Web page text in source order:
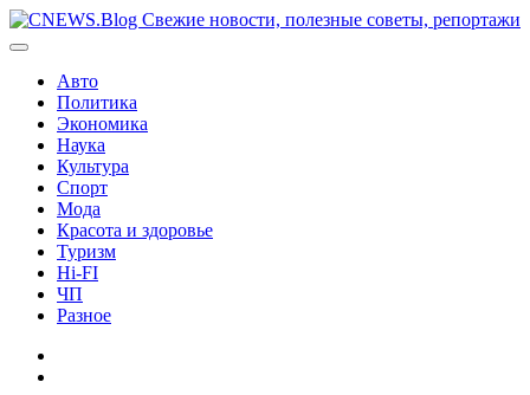
Перейти
к
Авто
Политика
Экономика
Наука
Культура
Спорт
Мода
Красота и здоровье
Туризм
Hi-FI
ЧП
Разное